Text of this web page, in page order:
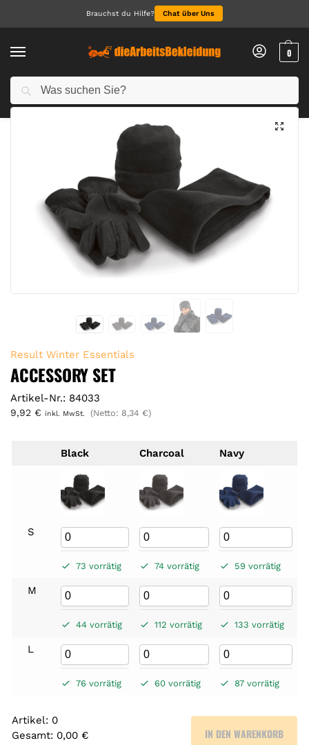
Brauchst du Hilfe? Chat über Uns
0
Start Accessoires / Caps & Hats
Result Winter Essentials
ACCESSORY SET
Artikel-Nr.: 84033
9,92 € inkl. MwSt. (Netto: 8,34 €)
Black Charcoal Navy
S
73 vorrätig 74 vorrätig 59 vorrätig
M
44 vorrätig 112 vorrätig 133 vorrätig
L
76 vorrätig 60 vorrätig 87 vorrätig
Artikel: 0
Gesamt: 0,00 €
IN DEN WARENKORB